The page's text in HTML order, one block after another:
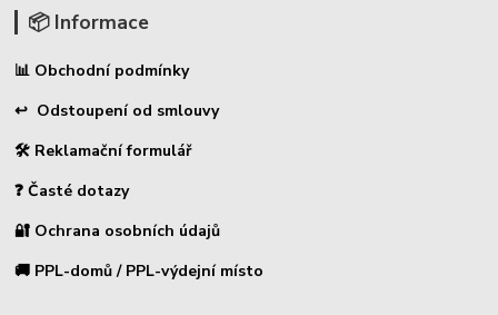
📦 Informace
📊 Obchodní podmínky
↩ Odstoupení od smlouvy
🛠 Reklamační formulář
❓ Časté dotazy
🔐 Ochrana osobních údajů
🚚 PPL-domů / PPL-výdejní místo